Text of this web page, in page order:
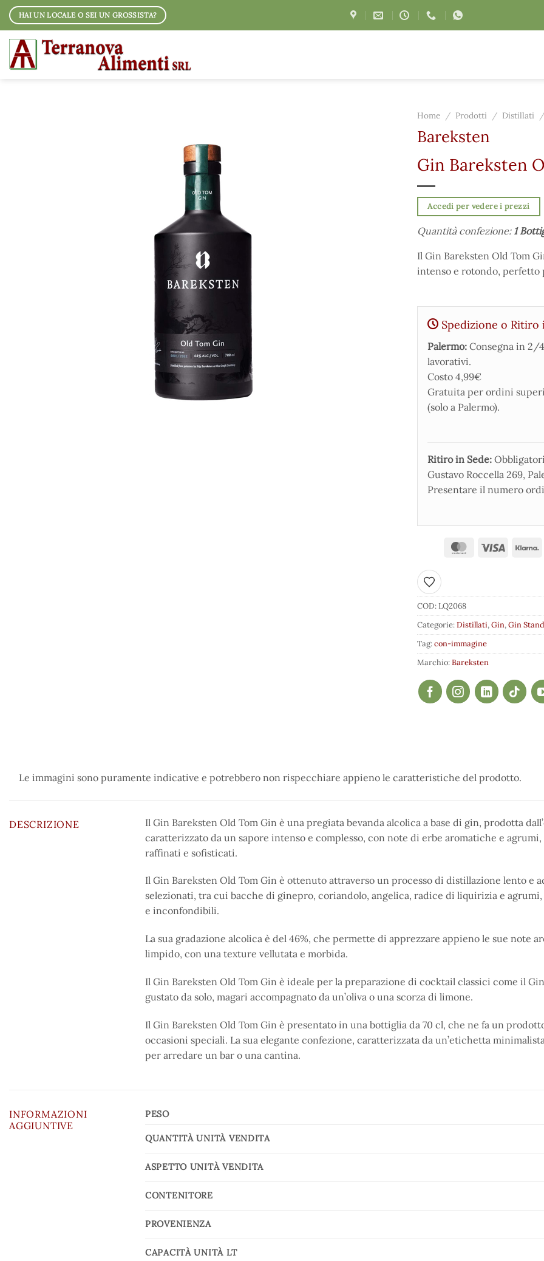
Salta
contenuti
HAI UN LOCALE O SEI UN GROSSISTA?
Home / Prodotti / Distillati
Bareksten
Gin Bareksten
Accedi per vedere i prezzi
Quantità confezione: 1
Il Gin Bareksten Old Tom
intenso e rotondo, perfetto
Spedizione o Ritiro
Palermo: Consegna in 2/
lavorativi.
Costo 4,99€
Gratuita per ordini
(solo a Palermo).
Ritiro in Sede:
Gustavo Roccella 269,
Presentare il numero
Aggiungi ai preferiti
COD:LQ2068
Categorie:Distillati,Gin,Gin
Tag:con-immagine
Marchio:Bareksten
Le immagini sono puramente indicative e potrebbero non rispecchiare appieno le caratteristiche del prodotto.
DESCRIZIONE
Il Gin Bareksten Old Tom Gin è una pregiata bevanda alcolica a base di gin, prodotta
caratterizzato da un sapore intenso e complesso, con note di erbe aromatiche e
raffinati e sofisticati.
Il Gin Bareksten Old Tom Gin è ottenuto attraverso un processo di distillazione lento
selezionati, tra cui bacche di ginepro, coriandolo, angelica, radice di liquirizia e
e inconfondibili.
La sua gradazione alcolica è del 46%, che permette di apprezzare appieno le sue note
limpido, con una texture vellutata e morbida.
Il Gin Bareksten Old Tom Gin è ideale per la preparazione di cocktail classici come il
gustato da solo, magari accompagnato da un’oliva o una scorza di limone.
Il Gin Bareksten Old Tom Gin è presentato in una bottiglia da 70 cl, che ne fa un
occasioni speciali. La sua elegante confezione, caratterizzata da un’etichetta
per arredare un bar o una cantina.
INFORMAZIONI
AGGIUNTIVE
PESO
QUANTITÀ UNITÀ VENDITA
ASPETTO UNITÀ VENDITA
CONTENITORE
PROVENIENZA
CAPACITÀ UNITÀ LT